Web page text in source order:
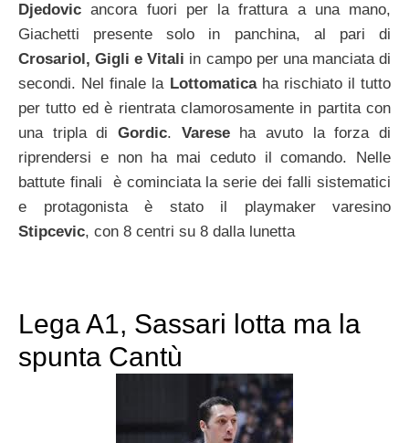
Djedovicancora fuori per la frattura a una mano,
Giachetti presente solo in panchina, al pari di
Crosariol, Gigli e Vitali in campo per una manciata di
secondi. Nel finale la Lottomatica ha rischiato il tutto
per tutto ed è rientrata clamorosamente in partita con
una tripla di Gordic. Varese ha avuto la forza di
riprendersi e non ha mai ceduto il comando. Nelle
battute finali è cominciata la serie dei falli sistematici
e protagonista è stato il playmaker varesino
Stipcevic, con 8 centri su 8 dalla lunetta
Lega A1, Sassari lotta ma la
spunta Cantù